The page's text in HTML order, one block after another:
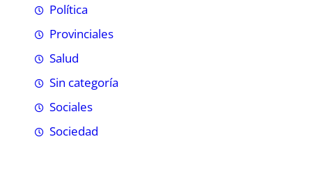
Política
Provinciales
Salud
Sin categoría
Sociales
Sociedad